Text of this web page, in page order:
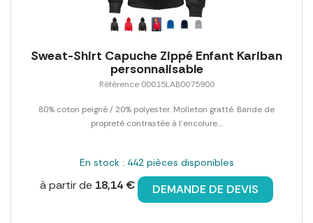
Sweat-Shirt Capuche Zippé Enfant Kariban
personnalisable
Référence 00015LAB0075900
80% coton peigné / 20% polyester. Molleton gratté. Bande de
propreté contrastée à l'encolure....
En stock : 442 pièces disponibles
à partir de 18,14 € DEMANDE DE DEVIS